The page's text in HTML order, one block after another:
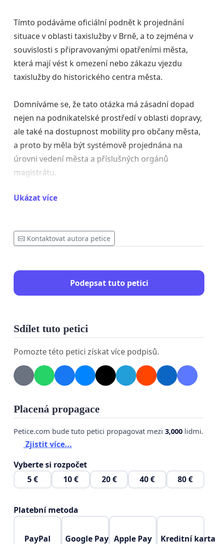
Tímto podáváme oficiální podnět k projednání
situace v oblasti taxislužby v Brně, a to zejména v
souvislosti s připravovanými opatřeními města,
která mají vést k omezení nebo zákazu vjezdu
taxislužby do historického centra města.
Domníváme se, že tato otázka má zásadní dopad
nejen na podnikatelské prostředí v oblasti dopravy,
ale také na dostupnost mobility pro občany města,
a proto by měla být systémově projednána na
úrovni vedení města a příslušných orgánů
magistrátu.
⸻
dopravou. Ve všech vyspělých městech je
považována za součást městské dopravní
infrastruktury, která doplňuje veřejnou dopravu.
Naše společnost denně zajišťuje přepravu:
• zdravotně handicapovaných osob
• pacientů směřujících k lékařům
• osob se sníženou mobilitou
Taxislužba tedy zajišťuje mobilitu pro skupiny
obyvatel, které často nemají jinou reálnou možnost
dopravy.
Z tohoto důvodu mají taxislužby v řadě evropských
měst výjimky pro vjezd do regulovaných zón
Vídeň, Berlín, Paříž, Amsterdam či Barcelona.
Ukázat více
Kontaktovat autora petice
Podepsat tuto petici
Sdílet tuto petici
Pomozte této petici získat více podpisů.
Placená propagace
Petice.com bude tuto petici propagovat mezi 3,000 lidmi.
Zjistit více...
Vyberte si rozpočet
5 €
10 € 20 € 40 € 80 €
Platební metoda
PayPal Google Pay Apple Pay Kreditní karta